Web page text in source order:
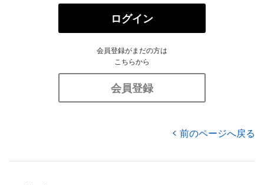
ログイン
会員登録がまだの方は
こちらから
会員登録
前のページへ戻る